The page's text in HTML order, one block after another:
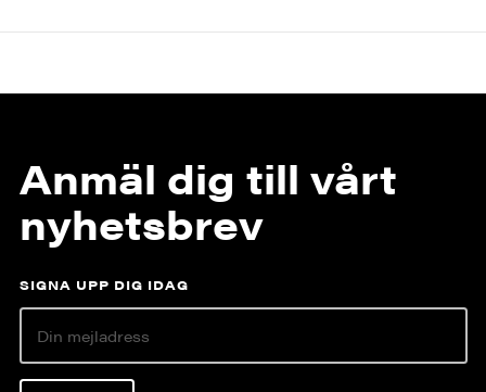
Anmäl dig till vårt
nyhetsbrev
SIGNA UPP DIG IDAG